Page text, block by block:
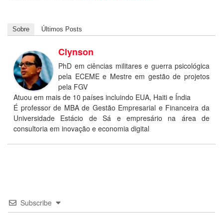
Sobre Últimos Posts
Clynson
PhD em ciências militares e guerra psicológica
pela ECEME e Mestre em gestão de projetos
pela FGV
Atuou em mais de 10 países incluindo EUA, Haiti e Índia
É professor de MBA de Gestão Empresarial e Financeira da
Universidade Estácio de Sá e empresário na área de
consultoria em inovação e economia digital
Subscribe